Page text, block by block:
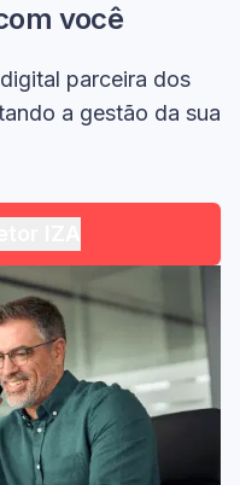
você
parceira dos
a gestão da sua